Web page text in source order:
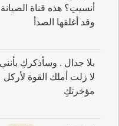
أنسيتِ؟ هذه قناة الصيانة
وقد أغلقها الصدأ
بلا جدال . وسأذكركِ بأنني
لا زلت أملك القوة لأركل
مؤخرتكِ